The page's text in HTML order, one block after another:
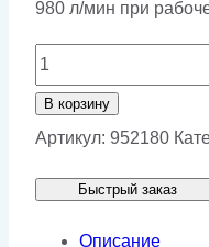
980 л/мин при
Количество
товара
Компрессор
Remeza
СБ4/
В корзину
Артикул: 952180
Быстрый заказ
Описание